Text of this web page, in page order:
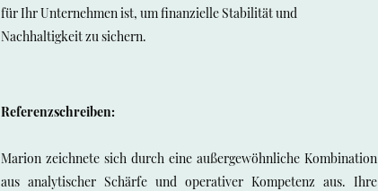
für Ihr Unternehmen ist, um finanzielle Stabilität und
Nachhaltigkeit zu sichern.
Referenzschreiben:
Marion zeichnete sich durch eine außergewöhnliche Kombination
aus analytischer Schärfe und operativer Kompetenz aus. Ihre